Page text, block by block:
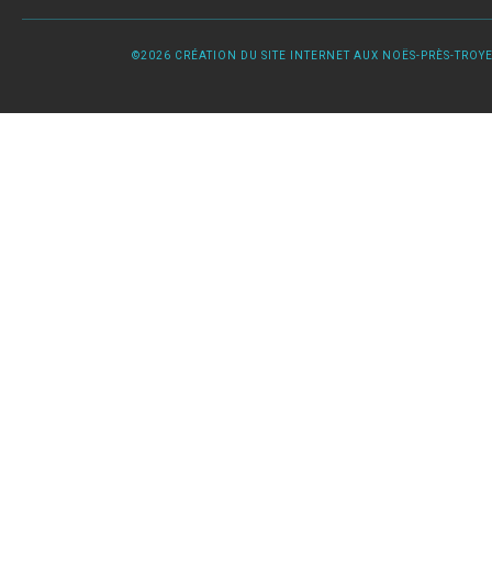
©2026 CRÉATION DU SITE INTERNET AUX NOËS-PRÈS-